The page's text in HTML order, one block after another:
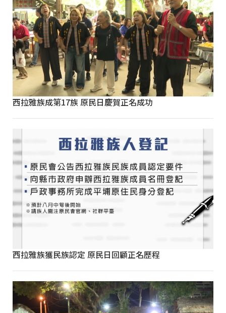
西拉雅族成第17族 原民日慶賀正名成功
西拉雅族獲民族認定 原民日回顧正名歷程